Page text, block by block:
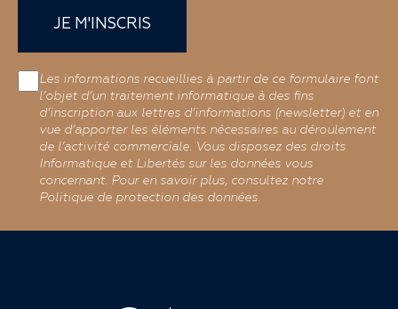
JE M'INSCRIS
Les informations recueillies à partir de ce formulaire font
l’objet d’un traitement informatique à des fins
d’inscription aux lettres d’informations (newsletter) et en
vue d’apporter les éléments nécessaires au déroulement
de l’activité commerciale. Vous disposez des droits
Informatique et Libertés sur les données vous
concernant. Pour en savoir plus, consultez notre
Politique de protection des données.